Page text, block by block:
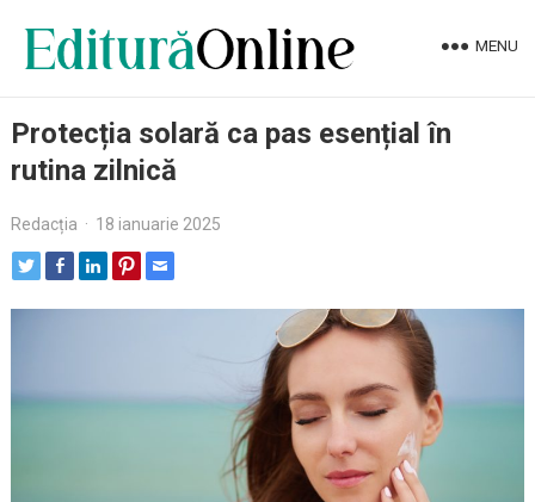
MENU
Protecția solară ca pas esențial în
rutina zilnică
Redacția · 18 ianuarie 2025